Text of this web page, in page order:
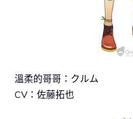
溫柔的哥哥：クルム
CV：佐藤拓也